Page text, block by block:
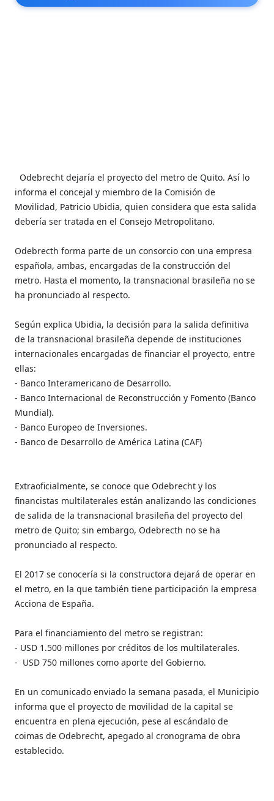
Odebrecht dejaría el proyecto del metro de Quito. Así lo
informa el concejal y miembro de la Comisión de
Movilidad, Patricio Ubidia, quien considera que esta salida
debería ser tratada en el Consejo Metropolitano.
Odebrecth forma parte de un consorcio con una empresa
española, ambas, encargadas de la construcción del
metro. Hasta el momento, la transnacional brasileña no se
ha pronunciado al respecto.
Según explica Ubidia, la decisión para la salida definitiva
de la transnacional brasileña depende de instituciones
internacionales encargadas de financiar el proyecto, entre
ellas:
- Banco Interamericano de Desarrollo.
- Banco Internacional de Reconstrucción y Fomento (Banco
Mundial).
- Banco Europeo de Inversiones.
- Banco de Desarrollo de América Latina (CAF)
Extraoficialmente, se conoce que Odebrecht y los
financistas multilaterales están analizando las condiciones
de salida de la transnacional brasileña del proyecto del
metro de Quito; sin embargo, Odebrecth no se ha
pronunciado al respecto.
El 2017 se conocería si la constructora dejará de operar en
el metro, en la que también tiene participación la empresa
Acciona de España.
Para el financiamiento del metro se registran:
- USD 1.500 millones por créditos de los multilaterales.
- USD 750 millones como aporte del Gobierno.
En un comunicado enviado la semana pasada, el Municipio
informa que el proyecto de movilidad de la capital se
encuentra en plena ejecución, pese al escándalo de
coimas de Odebrecht, apegado al cronograma de obra
establecido.